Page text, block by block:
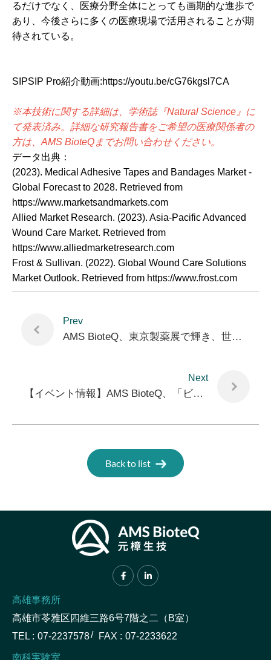
るだけでなく、医療分野全体にとっても画期的な進歩で
あり、今後さらに多くの医療現場で活用されることが期
待されている。
SIPSIP Pro紹介動画:https://youtu.be/cG76kgsl7CA
※本技術に関する詳細は、学術誌『Natural Science』に
て発表済み。詳細な研究報告書をご希望の医療関係者の
方は、AMS BioteQまでお問い合わせください。
データ出典：
(2023). Medical Adhesive Tapes and Bandages Market -
Global Forecast to 2028. Retrieved from
https://www.marketsandmarkets.com
Allied Market Research. (2023). Asia-Pacific Advanced
Wound Care Market. Retrieved from
https://www.alliedmarketresearch.com
Frost & Sullivan. (2022). Global Wound Care Solutions
Market Outlook. Retrieved from https://www.frost.com
Prev
AMS BioteQ、東京製薬展で輝き、世界市場の新薬協力を目指す
Next
【イベント情報】AMS BioteQ、「ビューティーワールド ジャパン 東京」に初出展！
Back to list
高雄事務所
高雄市苓雅区四維三路6号7階之二（B室）
TEL : 07-2237578 FAX : 07-2233622
南科実験室